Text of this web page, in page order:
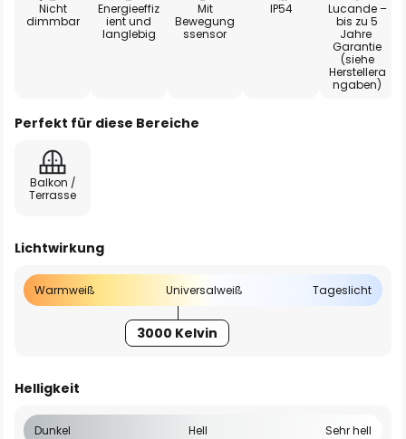
Nicht
dimmbar
Energieeffiz
ient und
langlebig
Mit
Bewegung
ssensor
IP54
Lucande –
bis zu 5
Jahre
Garantie
(siehe
Herstellera
ngaben)
Perfekt für diese Bereiche
Balkon /
Terrasse
Lichtwirkung
Warmweiß Universalweiß Tageslicht
3000 Kelvin
Helligkeit
Dunkel Hell Sehr hell